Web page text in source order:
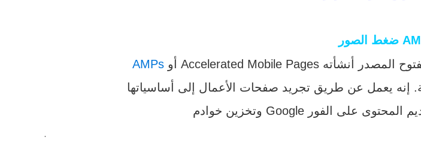
AMPs
إنه يعمل عن طريق تجريد صفحات الأعمال إلى أساسياتها
.